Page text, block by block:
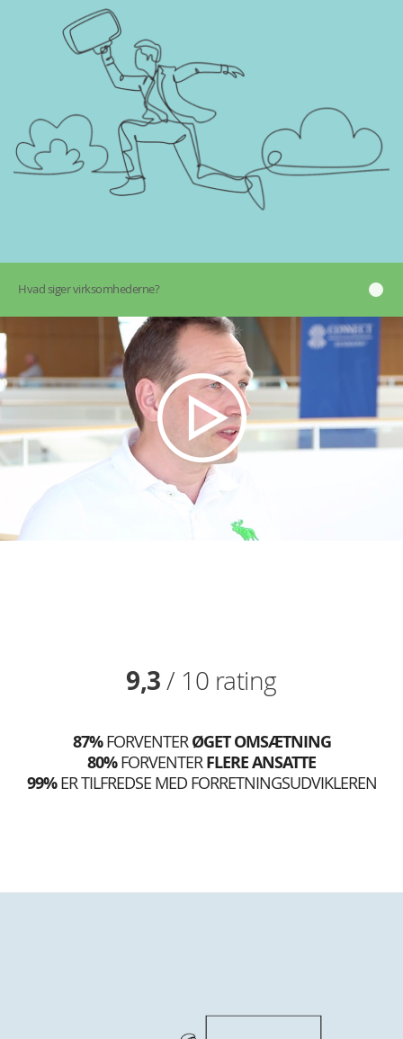
Hvad siger virksomhederne?
9,3/ 10 rating
87%FORVENTERØGET OMSÆTNING
80%FORVENTERFLERE ANSATTE
99%ER TILFREDSE MED FORRETNINGSUDVIKLEREN